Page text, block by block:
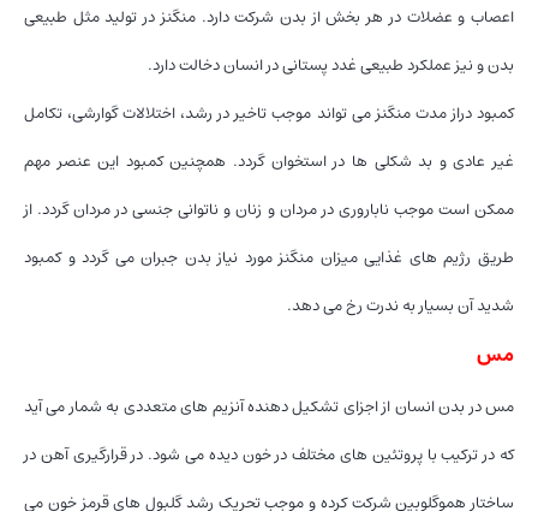
اعصاب و عضلات در هر بخش از بدن شرکت دارد. منگنز در تولید مثل طبیعی
بدن و نیز عملکرد طبیعی غدد پستانی در انسان دخالت دارد.
کمبود دراز مدت منگنز می تواند موجب تاخیر در رشد، اختلالات گوارشی، تکامل
غیر عادی و بد شکلی ها در استخوان گردد. همچنین کمبود این عنصر مهم
ممکن است موجب ناباروری در مردان و زنان و ناتوانی جنسی در مردان گردد. از
طریق رژیم های غذایی میزان منگنز مورد نیاز بدن جبران می گردد و کمبود
شدید آن بسیار به ندرت رخ می دهد.
مس
مس در بدن انسان از اجزای تشکیل دهنده آنزیم های متعددی به شمار می آید
که در ترکیب با پروتئین های مختلف در خون دیده می شود. در قرارگیری آهن در
ساختار هموگلوبین شرکت کرده و موجب تحریک رشد گلبول های قرمز خون می